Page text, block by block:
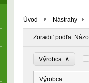
Úvod Nástrahy
Zoradiť podľa:
Výrobca ∧
Výrobca